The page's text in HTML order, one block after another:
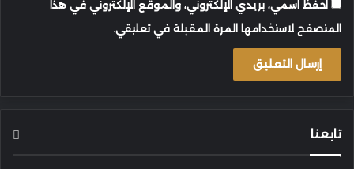
احفظ اسمي، بريدي الإلكتروني، والموقع الإلكتروني في هذا
المتصفح لاستخدامها المرة المقبلة في تعليقي.
تابعنا